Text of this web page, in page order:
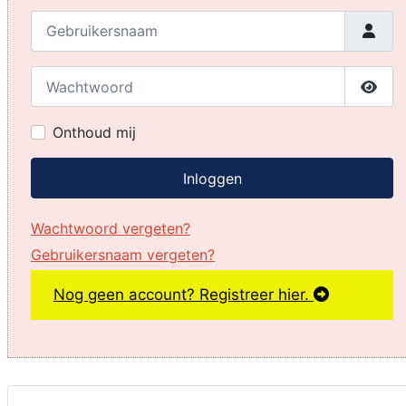
Toon
Onthoud mij
Inloggen
Wachtwoord vergeten?
Gebruikersnaam vergeten?
Nog geen account? Registreer hier.